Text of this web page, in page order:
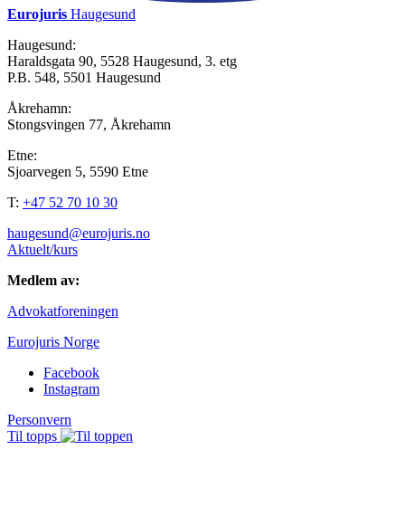
Eurojuris Haugesund
Haugesund:
Haraldsgata 90, 5528 Haugesund, 3. etg
P.B. 548, 5501 Haugesund
Åkrehamn:
Stongsvingen 77, Åkrehamn
Etne:
Sjoarvegen 5, 5590 Etne
T: +47 52 70 10 30
haugesund@eurojuris.no
Aktuelt/kurs
Medlem av:
Advokatforeningen
Eurojuris Norge
Facebook
Instagram
Personvern
Til topps